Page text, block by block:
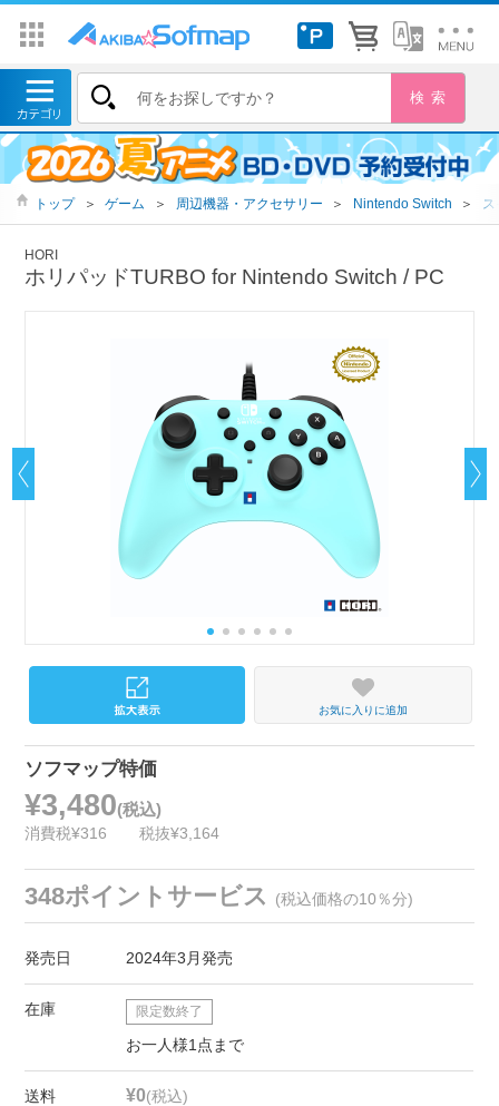
トップ ＞ ゲーム ＞ 周辺機器・アクセサリー ＞ Nintendo Switch ＞
HORI
ホリパッドTURBO for Nintendo Switch / PC
お気に入りに追加
ソフマップ特価
¥3,480(税込)
消費税¥316 税抜¥3,164
348ポイントサービス (税込価格の10％分)
発売日 2024年3月発売
在庫 限定数終了
お一人様1点まで
送料 ¥0(税込)